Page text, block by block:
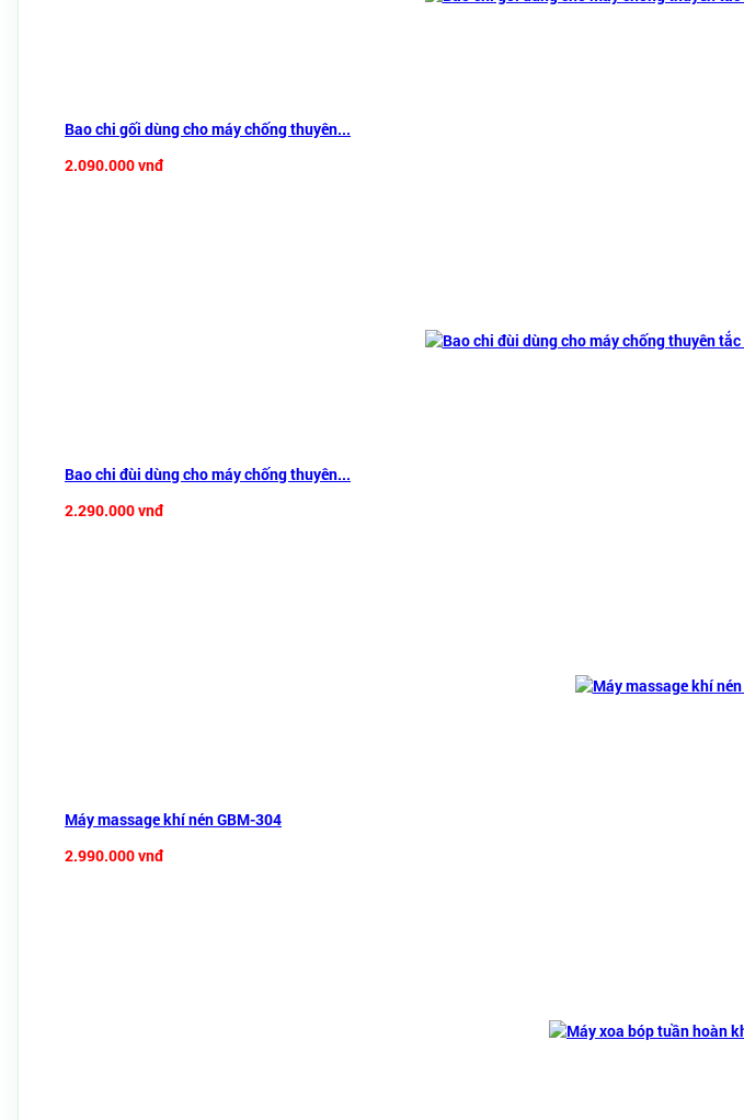
Bao chi gối dùng cho máy chống thuyên...
2.090.000 vnđ
Bao chi đùi dùng cho máy chống thuyên...
2.290.000 vnđ
Máy massage khí nén GBM-304
2.990.000 vnđ